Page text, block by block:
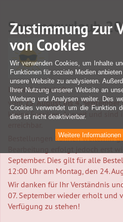
Sommerurlaub
Liebe Kundschaft,
vom25. August bis 4. September
kleine Familien-Auszeit und sind
Bestellungen können weiterhin
September. Dies gilt für alle
12:00 Uhr am Montag, den 24.
Wir danken für Ihr Verständnis
07. September wieder erholt und
Verfügung zu stehen!
Zustimmung zur
von Cookies
Wir verwenden Cookies, um Inhalte
Funktionen für soziale Medien
unsere Website zu analysieren.
Ihrer Nutzung unserer Website an
Werbung und Analysen weiter. Des
Cookies verwendet um die Funktion
dies ist nicht deaktivierbar.
Weitere Informationen